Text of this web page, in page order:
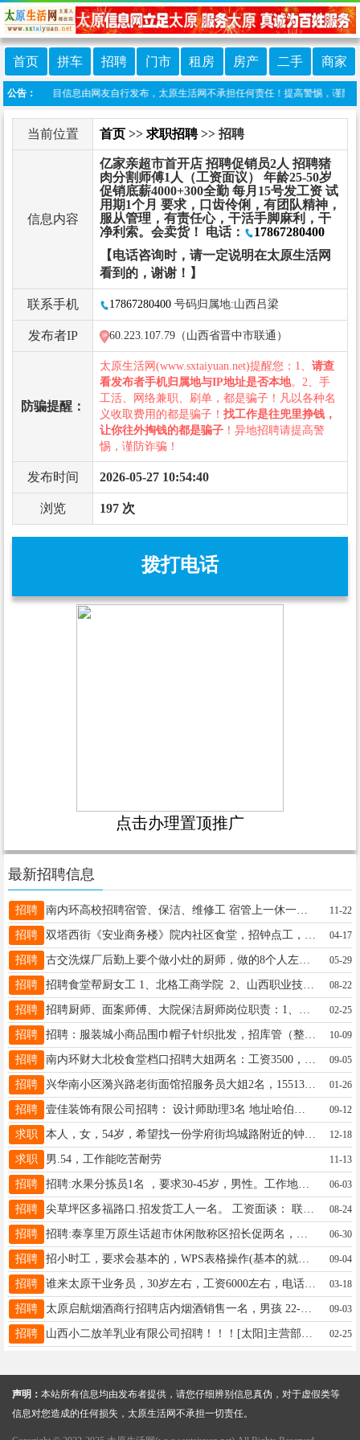
首页 拼车 招聘 门市 租房 房产 二手 商家
公告：
明：本栏目信息由网友自行发布，太原生活网不承担任何责任！提高警惕，谨防诈
当前位置 首页 >> 求职招聘>> 招聘
信息内容
亿家亲超市首开店 招聘促销员2人 招聘猪
肉分割师傅1人（工资面议） 年龄25-50岁
促销底薪4000+300全勤 每月15号发工资 试
用期1个月 要求，口齿伶俐，有团队精神，
服从管理，有责任心，干活手脚麻利，干
净利索。会卖货！ 电话：
17867280400
【电话咨询时，请一定说明在太原生活网
看到的，谢谢！】
联系手机 17867280400 号码归属地:山西吕梁
发布者IP 60.223.107.79（山西省晋中市联通）
防骗提醒：
太原生活网(www.sxtaiyuan.net)提醒您：1、 请查
看发布者手机归属地与IP地址是否本地。2、手
工活、网络兼职、刷单，都是骗子！凡以各种名
义收取费用的都是骗子！ 找工作是往兜里挣钱，
让你往外掏钱的都是骗子 ！异地招聘请提高警
惕，谨防诈骗！
发布时间 2026-05-27 10:54:40
浏览 197 次
拨打电话
点击办理置顶推广
最新招聘信息
招聘 南内环高校招聘宿管、保洁、维修工 宿管上一休一，待遇2000，女性 公寓巡查员，待遇2500要求会做简单文案工作 保洁员2150–2800，岗位不同的区别 综合维修工3500要求有电工证，电工证级别决定薪资待遇 消防员4000，要求有消控证 过时过节有节日福利 要求，会说普通话，亲和力要好 联系方式孙经理 13834594845 11-22
招聘 04-17
招聘 古交洗煤厂后勤上要个做小灶的厨师，做的8个人左右的饭，一天三顿饭，管吃管住。工资5千，有想干的联系15835816521 05-29
招聘 招聘食堂帮厨女工 1、北格工商学院 2、山西职业技术学院（长风校区） 1、要求：35岁---55岁之间 2、工作时间: 上午：8：00-----14：00 下午：17：00---- 21：30 3、工资待遇面谈。 4、电话:13466975354 王女士 08-22
招聘 02-25
招聘 招聘：服装城小商品围巾帽子针织批发，招库管（整理，送发货），男45岁以下，有相关工作经验优先，月薪4000元（无休息无提成）有意向者联系13603560364 10-09
招聘 09-05
招聘 兴华南小区漪兴路老街面馆招服务员大姐2名，15513266606 01-26
招聘 09-12
求职 本人，女，54岁，希望找一份学府街坞城路附近的钟点工，打扫家或做中午饭都行。联系电话：13403438686 12-18
求职 男.54，工作能吃苦耐劳 11-13
招聘 招聘:水果分拣员1名 ，要求30-45岁，男性。工作地点:南中环晋祠路口。工作时间:晚上12点-8点左右，中午12点-2点左右。薪资待遇240元一天。不包含食宿。☎18734816976。 06-03
招聘 08-24
招聘 06-30
招聘 招小时工，要求会基本的，WPS表格操作(基本的就行)。 办公环境很好，主要是录入菜单，算好单价×数量。上手就会，不会的老板可以教！！！ 办公完毕后收拾下办公卫生，要求干净整洁。 (老板是退役军人，对卫生要求比较高)有意者私聊，价格面议！ 地点：东峰路东沟村东秀苑新区小二楼f电话：17635101616联系人：刘先生工资面议 09-04
招聘 谁来太原干业务员，30岁左右，工资6000左右，电话13353407374 03-18
招聘 太原启航烟酒商行招聘店内烟酒销售一名，男孩 22-30岁 要求有便利店经验，底薪3500加提成 电话15234733264 09-03
招聘 02-25
声明： 本站所有信息均由发布者提供，请您仔细辨别信息真伪，对于虚假类等
信息对您造成的任何损失，太原生活网不承担一切责任。